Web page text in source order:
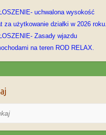
uchwalona wysokość
za użytkowanie działki w 2026 roku.
Zasady wjazdu
na teren ROD RELAX.